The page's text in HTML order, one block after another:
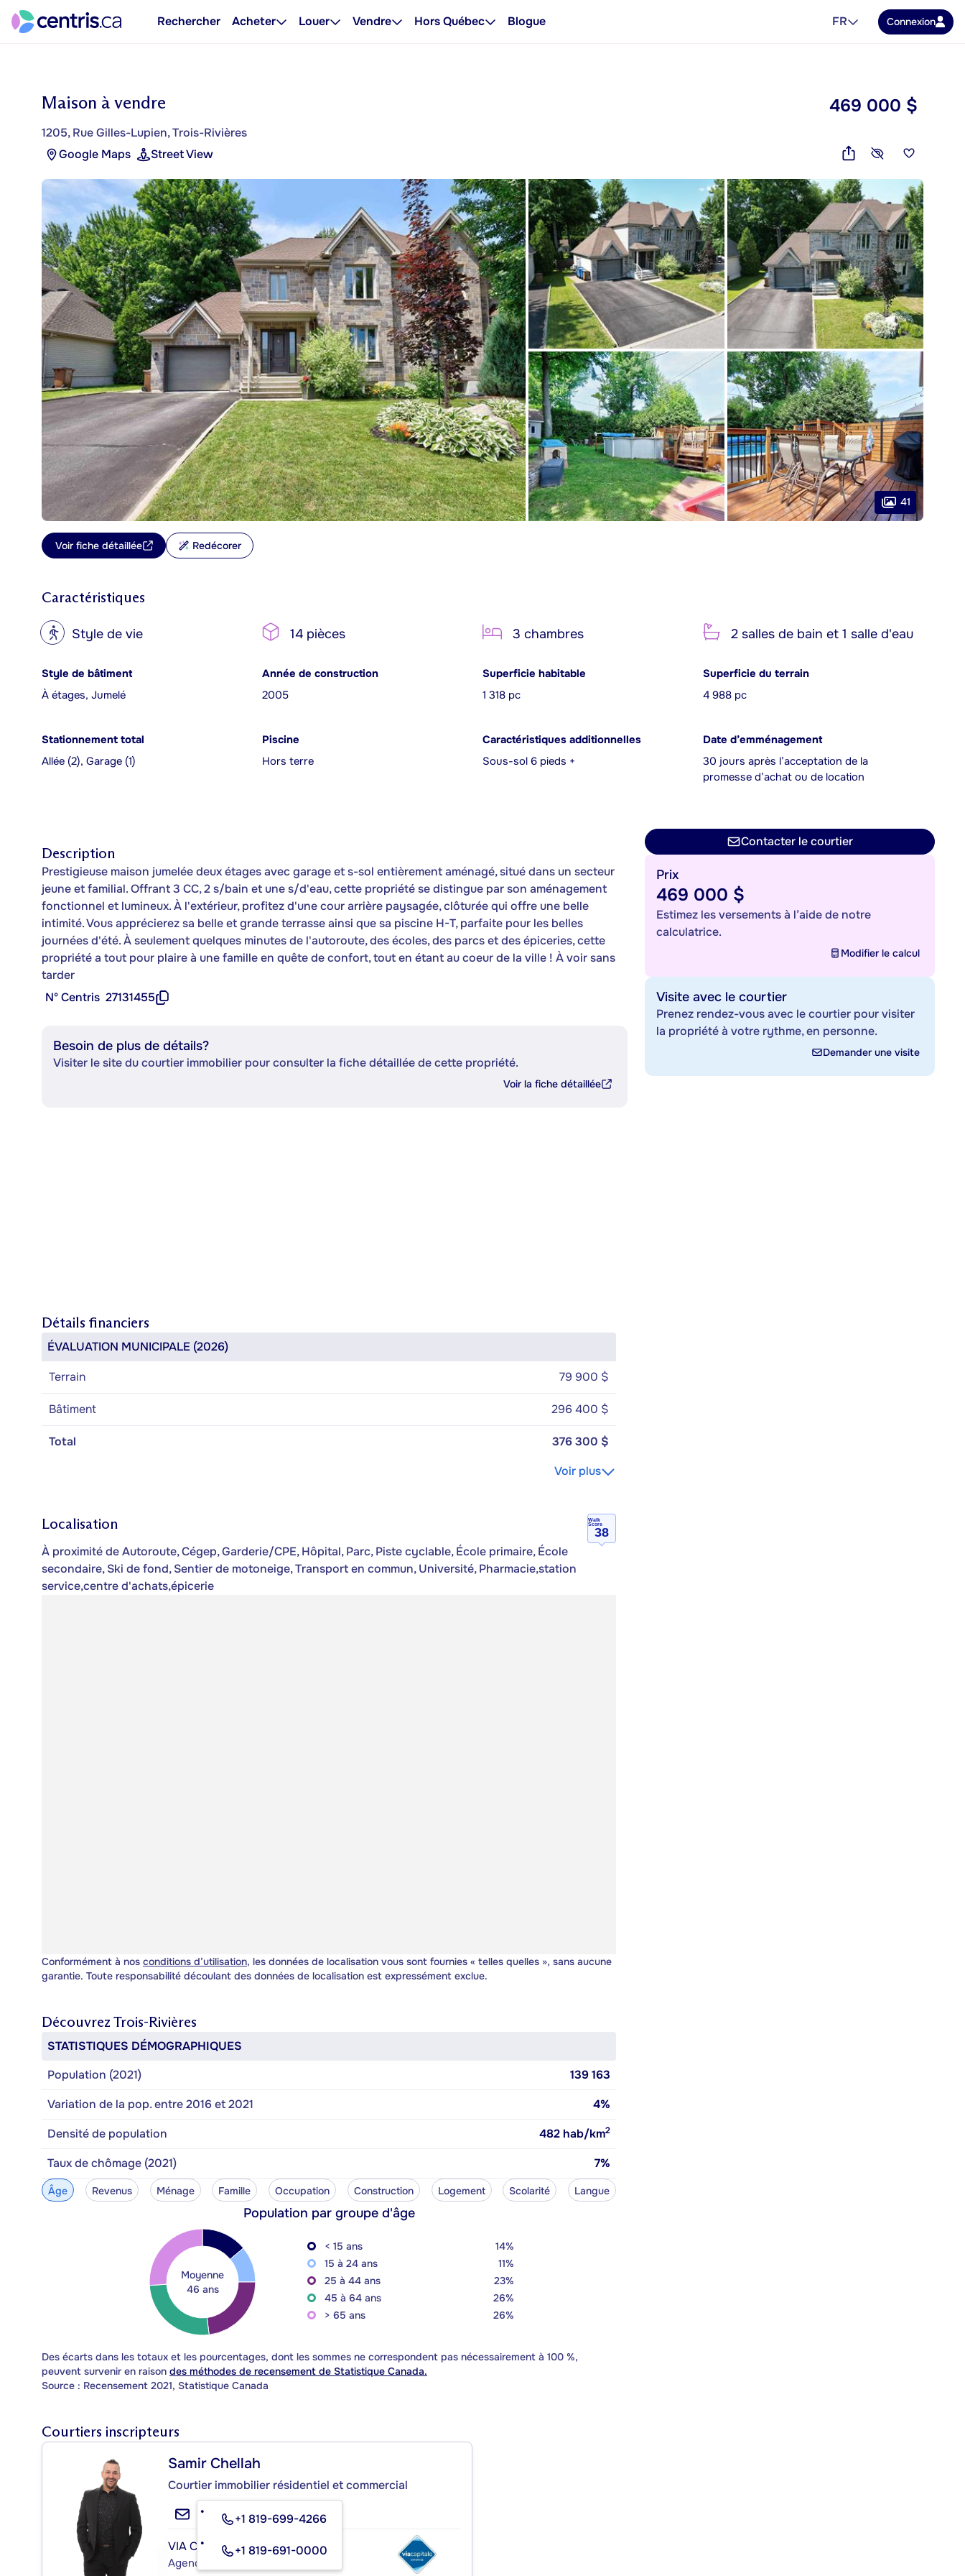
Rechercher Acheter Louer Vendre Hors Québec Blogue FR Connexion
Maison à vendre
1205, Rue Gilles-Lupien, Trois-Rivières
Google Maps
Street View
469 000 $
41
Voir fiche détaillée Redécorer
Caractéristiques
? Style de vie 14 pièces 3 chambres 2 salles de bain et 1 salle d'eau
Style de bâtiment
À étages, Jumelé
Année de construction
2005
Superficie habitable
1 318 pc
Superficie du terrain
4 988 pc
Stationnement total
Allée (2), Garage (1)
Piscine
Hors terre
Caractéristiques additionnelles
Sous-sol 6 pieds +
Date d’emménagement
30 jours après l’acceptation de la
promesse d’achat ou de location
Description
Prestigieuse maison jumelée deux étages avec garage et s-sol entièrement aménagé, situé dans un secteur
jeune et familial. Offrant 3 CC, 2 s/bain et une s/d'eau, cette propriété se distingue par son aménagement
fonctionnel et lumineux. À l'extérieur, profitez d'une cour arrière paysagée, clôturée qui offre une belle
intimité. Vous apprécierez sa belle et grande terrasse ainsi que sa piscine H-T, parfaite pour les belles
journées d'été. À seulement quelques minutes de l'autoroute, des écoles, des parcs et des épiceries, cette
propriété a tout pour plaire à une famille en quête de confort, tout en étant au coeur de la ville ! À voir sans
tarder
Nº Centris 27131455
Besoin de plus de détails?
Visiter le site du courtier immobilier pour consulter la fiche détaillée de cette propriété.
Voir la fiche détaillée
Détails financiers
ÉVALUATION MUNICIPALE (2026)
Terrain
79 900 $
Bâtiment 296 400 $
Total
376 300 $
Voir plus
Localisation
Walk
Score
38
À proximité de Autoroute, Cégep, Garderie/CPE, Hôpital, Parc, Piste cyclable, École primaire, École
secondaire, Ski de fond, Sentier de motoneige, Transport en commun, Université, Pharmacie,station
service,centre d'achats,épicerie
Conformément à nos conditions d’utilisation, les données de localisation vous sont fournies « telles quelles », sans aucune
garantie. Toute responsabilité découlant des données de localisation est expressément exclue.
Découvrez Trois-Rivières
STATISTIQUES DÉMOGRAPHIQUES
Population (2021)
139 163
Variation de la pop. entre 2016 et 2021
4%
Densité de population
482 hab/km2
Taux de chômage (2021) 7%
Âge Revenus Ménage Famille Occupation Construction Logement Scolarité Langue
Population par groupe d'âge
Moyenne
46 ans
< 15 ans
14%
15 à 24 ans
11%
25 à 44 ans
23%
45 à 64 ans
26%
> 65 ans
26%
Des écarts dans les totaux et les pourcentages, dont les sommes ne correspondent pas nécessairement à 100 %,
peuvent survenir en raison des méthodes de recensement de Statistique Canada.
Source : Recensement 2021, Statistique Canada
Courtiers inscripteurs
Samir Chellah
Courtier immobilier résidentiel et commercial
+1 819-699-4266
+1 819-691-0000
VIA CAPITALE EXPERTISE
Agence immobilière
Contacter le courtier
Prix
469 000 $
Estimez les versements à l’aide de notre
calculatrice.
Modifier le calcul
Visite avec le courtier
Prenez rendez-vous avec le courtier pour visiter
la propriété à votre rythme, en personne.
Demander une visite